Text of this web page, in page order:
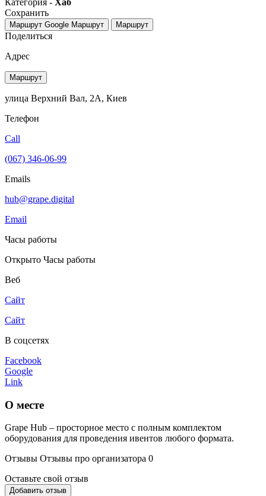
Сохранить
Маршрут Google Маршрут Маршрут
Поделиться
Адрес
Маршрут
улица Верхний Вал, 2А, Киев
Телефон
Call
(067) 346-06-99
Emails
hub@grape.digital
Email
Часы работы
Открыто Часы работы
Веб
Сайт
Сайт
В соцсетях
Facebook
Google
Link
О месте
Grape Hub – просторное место с полным комплектом
оборудования для проведения ивентов любого формата.
Отзывы Отзывы про организатора 0
Оставьте свой отзыв
Добавить отзыв